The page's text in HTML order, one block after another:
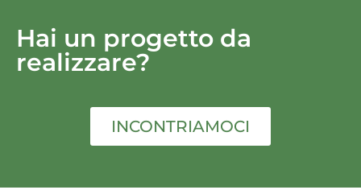
Hai un progetto da
realizzare?
INCONTRIAMOCI